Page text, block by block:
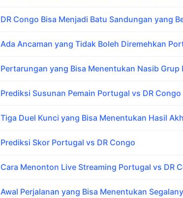
DR Congo Bisa Menjadi Batu Sandungan yang
Ada Ancaman yang Tidak Boleh Diremehkan
Pertarungan yang Bisa Menentukan Nasib Grup
Prediksi Susunan Pemain Portugal vs DR Congo
Tiga Duel Kunci yang Bisa Menentukan Hasil
Prediksi Skor Portugal vs DR Congo
Cara Menonton Live Streaming Portugal vs DR
Awal Perjalanan yang Bisa Menentukan